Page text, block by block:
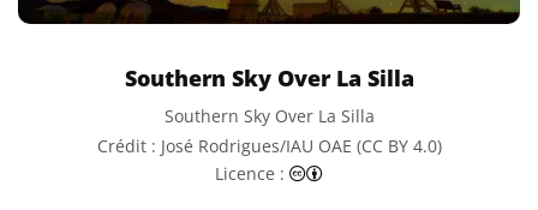
Southern Sky Over La Silla
Southern Sky Over La Silla
Crédit : José Rodrigues/IAU OAE (CC BY 4.0)
Licence :
Creative Commons (CC)